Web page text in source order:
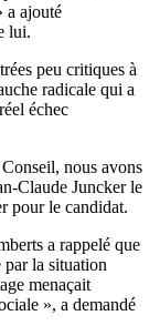
a ajouté
lui.
peu critiques à
radicale qui a
échec
nous avons
Claude Juncker le
pour le candidat.
a rappelé que
par la situation
menaçait
», a demandé